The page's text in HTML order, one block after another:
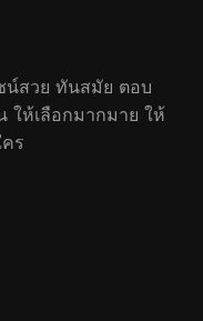
น์สวย ทันสมัย ตอบ
ให้เลือกมากมาย ให้
ร